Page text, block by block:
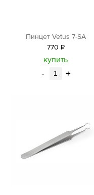
Пинцет Vetus 7-SA
770 Р
уб.
купить
- +